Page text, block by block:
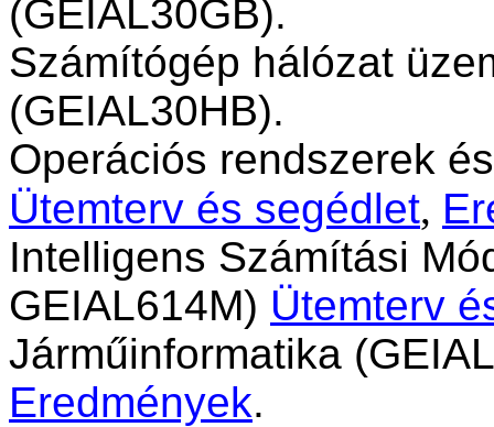
(GEIAL30GB).
Számítógép hálózat
(GEIAL30HB).
Operációs rendszerek
Ütemterv és segédlet,
Intelligens Számítási
GEIAL614M) Ütemterv
Járműinformatika
Eredmények.